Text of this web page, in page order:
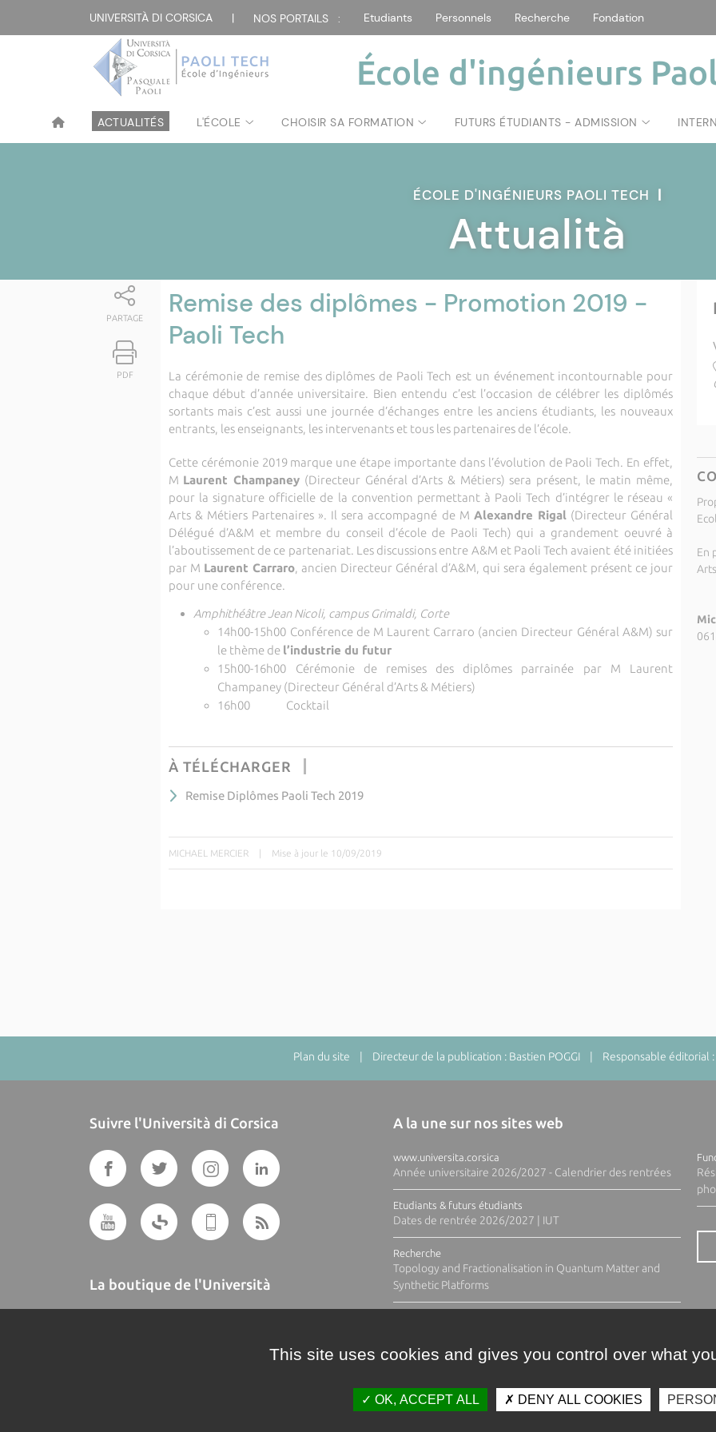
UNIVERSITÀ DI CORSICA | NOS PORTAILS : Etudiants Personnels Recherche Fondation
École d'ingénieurs
ACTUALITÉS L'ÉCOLE CHOISIR SA FORMATION FUTURS ÉTUDIANTS - ADMISSION
ÉCOLE D'INGÉNIEURS PAOLI TECH |
Attualità
PARTAGE
PDF
Remise des diplômes - Promotion 2019 -
Paoli Tech
La cérémonie de remise des diplômes de Paoli Tech est un événement incontournable pour
chaque début d’année universitaire. Bien entendu c’est l’occasion de célébrer les diplômés
sortants mais c’est aussi une journée d’échanges entre les anciens étudiants, les nouveaux
entrants, les enseignants, les intervenants et tous les partenaires de l’école.
Cette cérémonie 2019 marque une étape importante dans l’évolution de Paoli Tech. En effet,
M Laurent Champaney (Directeur Général d’Arts & Métiers) sera présent, le matin même,
pour la signature officielle de la convention permettant à Paoli Tech d’intégrer le réseau «
Arts & Métiers Partenaires ». Il sera accompagné de M Alexandre Rigal(Directeur Général
Délégué d’A&M et membre du conseil d’école de Paoli Tech) qui a grandement oeuvré à
l’aboutissement de ce partenariat. Les discussions entre A&M et Paoli Tech avaient été initiées
par M Laurent Carraro, ancien Directeur Général d’A&M, qui sera également présent ce jour
pour une conférence.
Amphithéâtre Jean Nicoli, campus Grimaldi, Corte
14h00-15h00 Conférence de M Laurent Carraro (ancien Directeur Général A&M) sur
le thème de l’industrie du futur
15h00-16h00 Cérémonie de remises des diplômes parrainée par M Laurent
Champaney (Directeur Général d’Arts & Métiers)
16h00 Cocktail
À TÉLÉCHARGER
Remise Diplômes Paoli Tech 2019
MICHAEL MERCIER | Mise à jour le 10/09/2019
En
Plan du site | Directeur de la publication : Bastien POGGI | Responsable éditorial :
Suivre l'Università di Corsica
La boutique de l'Università
A la une sur nos sites web
www.universita.corsica
Année universitaire 2026/2027 - Calendrier des rentrées
Etudiants & futurs étudiants
Dates de rentrée 2026/2027 | IUT
Recherche
Topology and Fractionalisation in Quantum Matter and
Synthetic Platforms
This site uses cookies and gives you control over what
OK, ACCEPT ALL DENY ALL COOKIES